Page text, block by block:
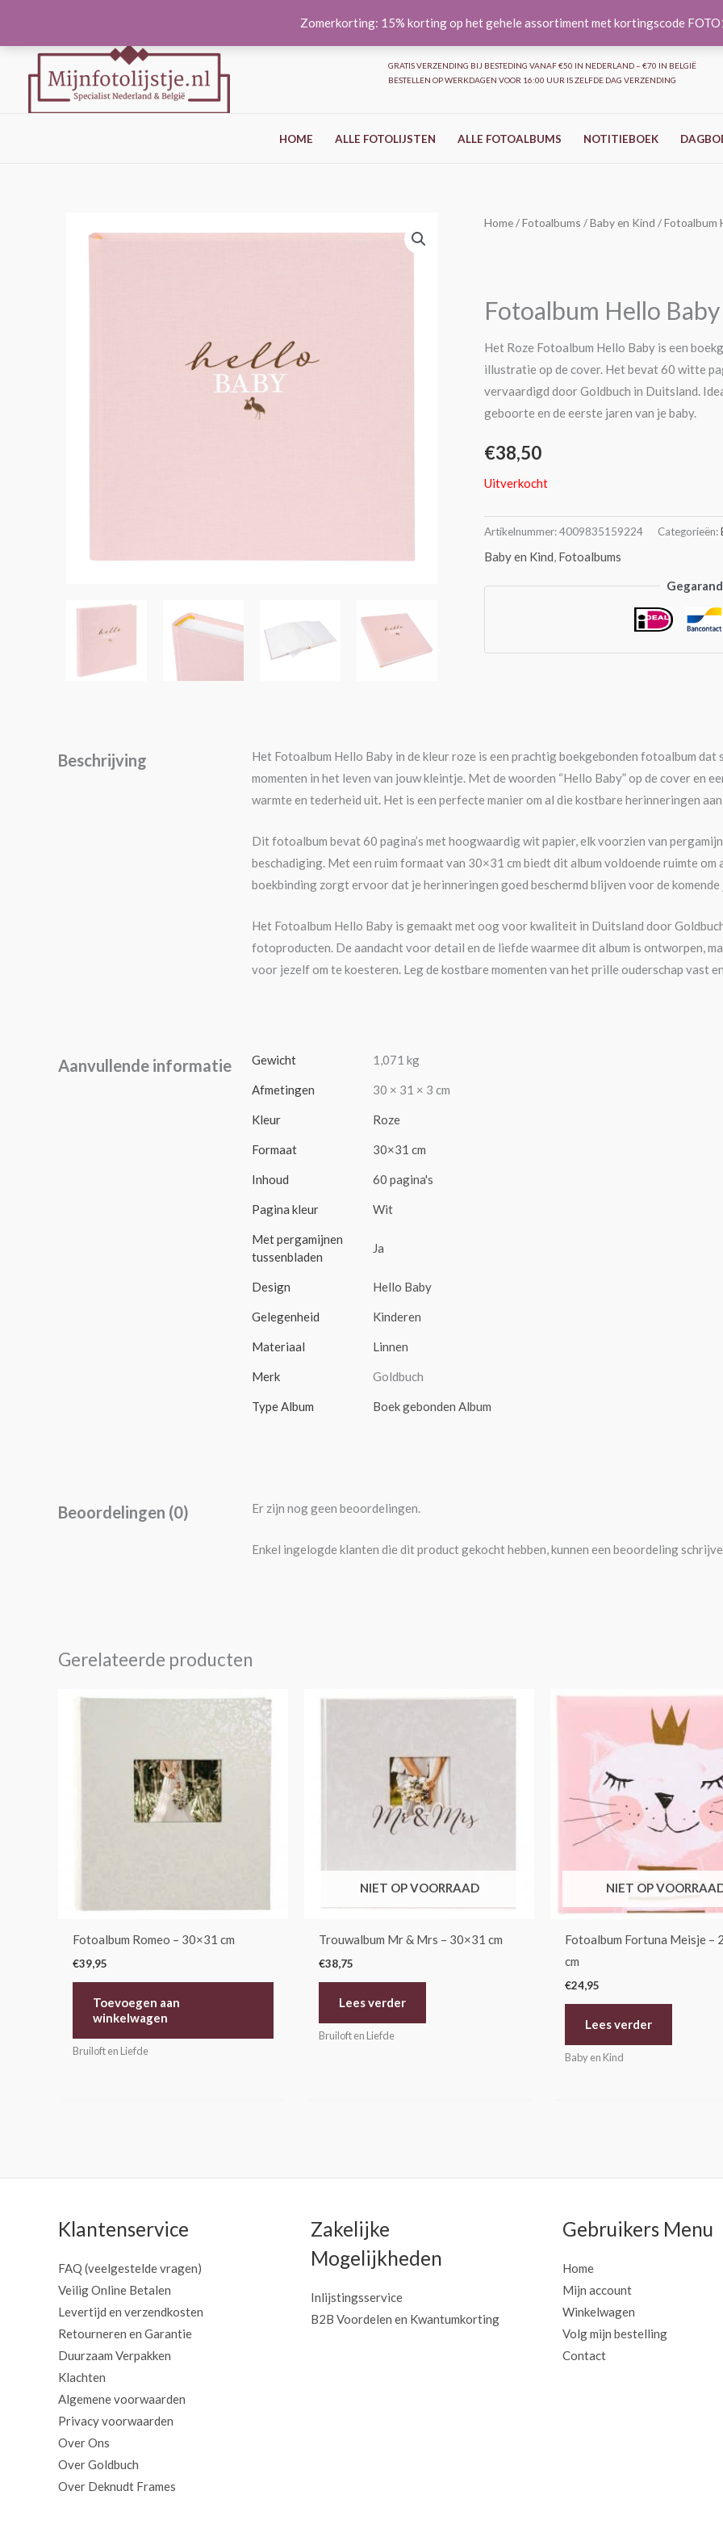
Zomerkorting: 15% korting op het gehele assortiment met kortingscode
inhoud
GRATIS VERZENDING BIJ BESTEDING VANAF €50 IN NEDERLAND – €70 IN BELGIË
BESTELLEN OP WERKDAGEN VOOR 16:00 UUR IS ZELFDE DAG VERZENDING
HOME ALLE FOTOLIJSTEN ALLE FOTOALBUMS NOTITIEBOEK
Home/Fotoalbums /Baby en Kind / Fotoalbum
Fotoalbum Hello
Het Roze Fotoalbum Hello Baby is een
illustratie op de cover. Het bevat 60 witte
vervaardigd door Goldbuch in Duitsland.
geboorte en de eerste jaren van je baby.
€38,50
Uitverkocht
Artikelnummer:4009835159224 Categorieën:
Baby en Kind, Fotoalbums
Beschrijving
Het Fotoalbum Hello Baby in de kleur roze is een prachtig boekgebonden fotoalbum
momenten in het leven van jouw kleintje. Met de woorden “Hello Baby” op de cover en
warmte en tederheid uit. Het is een perfecte manier om al die kostbare herinneringen
Dit fotoalbum bevat 60 pagina’s met hoogwaardig wit papier, elk voorzien van
beschadiging. Met een ruim formaat van 30×31 cm biedt dit album voldoende ruimte
boekbinding zorgt ervoor dat je herinneringen goed beschermd blijven voor de komende
Het Fotoalbum Hello Baby is gemaakt met oog voor kwaliteit in Duitsland door
fotoproducten. De aandacht voor detail en de liefde waarmee dit album is ontworpen,
voor jezelf om te koesteren. Leg de kostbare momenten van het prille ouderschap vast
Aanvullende informatie Gewicht 1,071 kg
Afmetingen 30 × 31 × 3 cm
Kleur Roze
Formaat 30×31 cm
Inhoud 60 pagina's
Pagina kleur Wit
Met pergamijnen
tussenbladen
Ja
Design Hello Baby
Gelegenheid Kinderen
Materiaal Linnen
Merk Goldbuch
Type Album Boek gebonden Album
Beoordelingen (0) Er zijn nog geen beoordelingen.
Enkel ingelogde klanten die dit product gekocht hebben, kunnen een beoordeling
Gerelateerde producten
Fotoalbum Romeo – 30×31 cm
€39,95
Toevoegen aan
winkelwagen
Bruiloft en Liefde
NIET OP VOORRAAD
Trouwalbum Mr & Mrs – 30×31 cm
€38,75
Lees verder
Bruiloft en Liefde
NIET OP
Fotoalbum Fortuna Meisje –
cm
€24,95
Lees verder
Baby en Kind
Klantenservice
FAQ (veelgestelde vragen)
Veilig Online Betalen
Levertijd en verzendkosten
Retourneren en Garantie
Duurzaam Verpakken
Klachten
Algemene voorwaarden
Privacy voorwaarden
Over Ons
Over Goldbuch
Over Deknudt Frames
Zakelijke
Mogelijkheden
Inlijstingsservice
B2B Voordelen en Kwantumkorting
Gebruikers Menu
Home
Mijn account
Winkelwagen
Volg mijn bestelling
Contact